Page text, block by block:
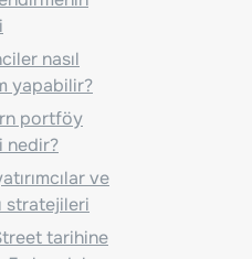
nasıl
yapabilir?
portföy
nedir?
ve
stratejileri
tarihine